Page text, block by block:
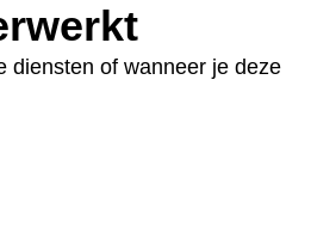
diensten of wanneer je deze